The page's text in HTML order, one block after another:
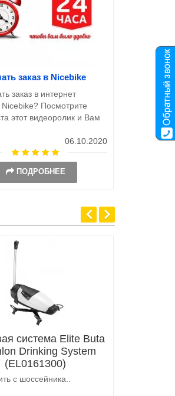
заказ в Nicebike
заказ в интернет
Nicebike? Посмотрите
этот видеоролик и Вам
06.10.2020
ПОДРОБНЕЕ
система Elite Buta
Drinking System
(EL0161300)
с шоссейника..